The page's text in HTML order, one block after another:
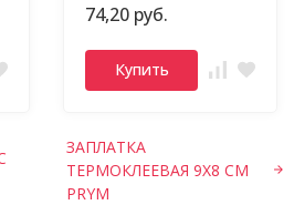
74,20 руб.
Купить
ЗАПЛАТКА
ТЕРМОКЛЕЕВАЯ 9Х8 СМ
PRYM